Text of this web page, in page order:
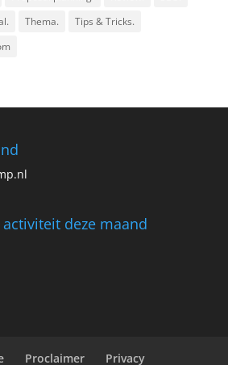
Thema.
Tips & Tricks.
deze maand
Proclaimer Privacy